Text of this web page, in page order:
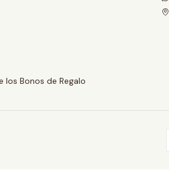
los Bonos de Regalo